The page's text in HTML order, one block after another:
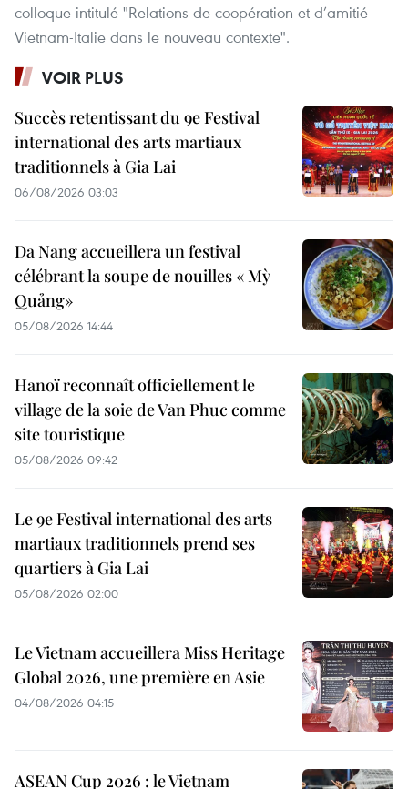
colloque intitulé "Relations de coopération et d’amitié
Vietnam-Italie dans le nouveau contexte".
VOIR PLUS
Succès retentissant du 9e Festival
international des arts martiaux
traditionnels à Gia Lai
06/08/2026 03:03
Da Nang accueillera un festival
célébrant la soupe de nouilles « Mỳ
Quảng»
05/08/2026 14:44
Hanoï reconnaît officiellement le
village de la soie de Van Phuc comme
site touristique
05/08/2026 09:42
Le 9e Festival international des arts
martiaux traditionnels prend ses
quartiers à Gia Lai
05/08/2026 02:00
Le Vietnam accueillera Miss Heritage
Global 2026, une première en Asie
04/08/2026 04:15
ASEAN Cup 2026 : le Vietnam